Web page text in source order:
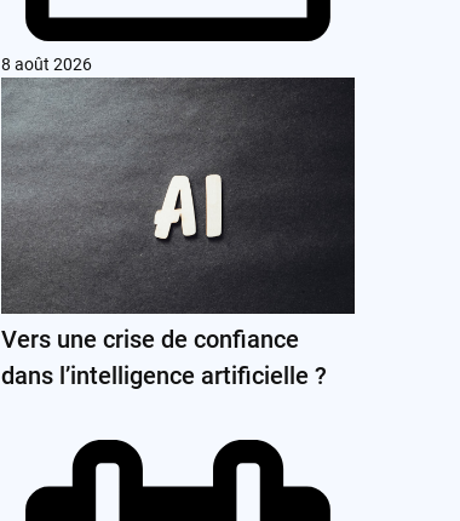
8 août 2026
Vers une crise de confiance
dans l’intelligence artificielle ?